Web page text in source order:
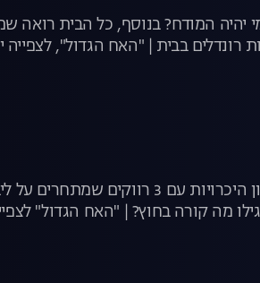
יהיה המודח? בנוסף, כל הבית
בבית | "האח הגדול", לצפייה
משימת האפליקציות ממשיכה לשגע את הבית! ענבל
מה קורה בחוץ? | "האח הגדול"